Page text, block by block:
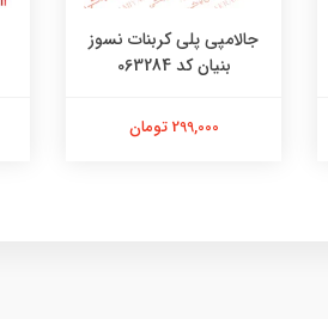
جالامپی پلی کربنات نسوز
بنیان کد 063284
299,000 تومان